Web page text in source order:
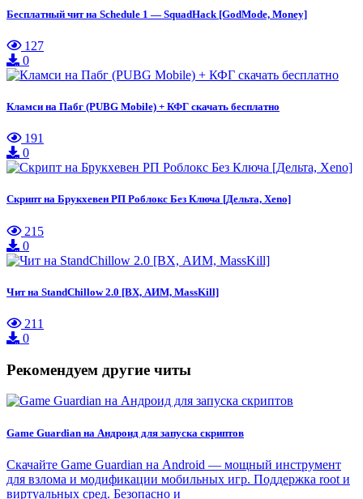
Бесплатный чит на Schedule 1 — SquadHack [GodMode, Money]
127
0
Кламси на Пабг (PUBG Mobile) + КФГ скачать бесплатно
191
0
Скрипт на Брукхевен РП Роблокс Без Ключа [Дельта, Xeno]
215
0
Чит на StandChillow 2.0 [ВХ, АИМ, MassKill]
211
0
Рекомендуем другие читы
Game Guardian на Андроид для запуска скриптов
Скачайте Game Guardian на Android — мощный инструмент
для взлома и модификации мобильных игр. Поддержка root и
виртуальных сред. Безопасно и